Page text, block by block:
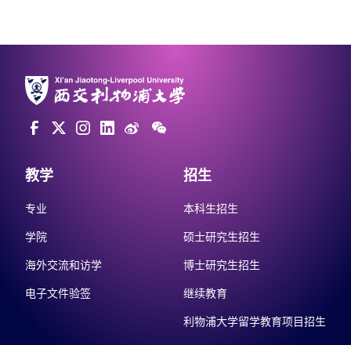
教学
专业
学院
海外交流和访学
电子文件验签
招生
本科生招生
硕士研究生招生
博士研究生招生
继续教育
利物浦大学留学教育项目招生